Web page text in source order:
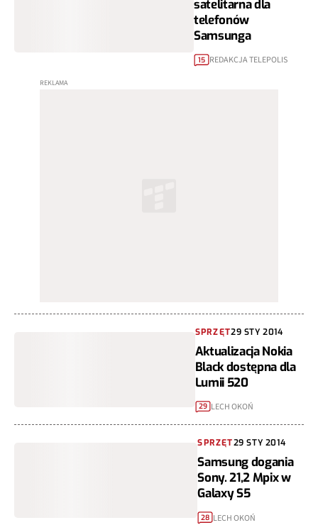
satelitarna dla
telefonów
Samsunga
15 REDAKCJA TELEPOLIS
SPRZĘT29 STY 2014
Aktualizacja Nokia
Black dostępna dla
Lumii 520
29 LECH OKOŃ
SPRZĘT29 STY 2014
Samsung dogania
Sony. 21,2 Mpix w
Galaxy S5
28 LECH OKOŃ